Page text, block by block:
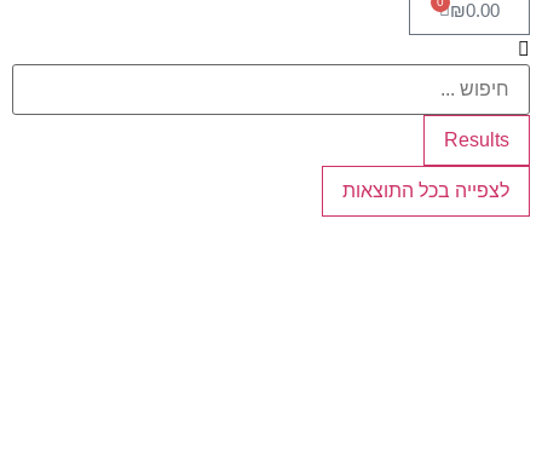
₪0.00
Results
לצפייה בכל התוצאות